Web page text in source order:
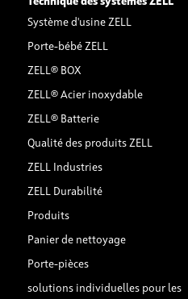
Système d'usine ZELL
Porte-bébé ZELL
ZELL® BOX
ZELL® Acier inoxydable
ZELL® Batterie
Qualité des produits ZELL
ZELL Industries
ZELL Durabilité
Produits
Panier de nettoyage
Porte-pièces
solutions individuelles pour les